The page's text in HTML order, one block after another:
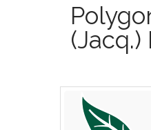
(Jacq.)